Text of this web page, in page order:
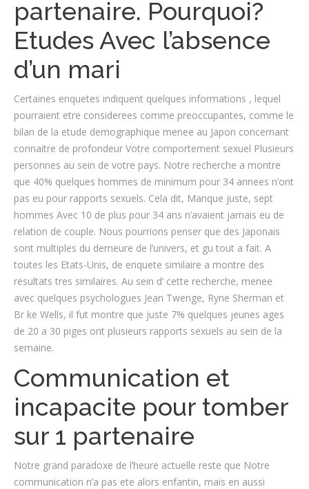
partenaire. Pourquoi?
Etudes Avec l’absence
d’un mari
Certaines enquetes indiquent quelques informations , lequel
pourraient etre considerees comme preoccupantes, comme le
bilan de la etude demographique menee au Japon concernant
connaitre de profondeur Votre comportement sexuel Plusieurs
personnes au sein de votre pays. Notre recherche a montre
que 40% quelques hommes de minimum pour 34 annees n’ont
pas eu pour rapports sexuels. Cela dit, Manque juste, sept
hommes Avec 10 de plus pour 34 ans n’avaient jamais eu de
relation de couple. Nous pourrions penser que des Japonais
sont multiples du demeure de l’univers, et gu tout a fait. A
toutes les Etats-Unis, de enquete similaire a montre des
resultats tres similaires. Au sein d’ cette recherche, menee
avec quelques psychologues Jean Twenge, Ryne Sherman et
Br ke Wells, il fut montre que juste 7% quelques jeunes ages
de 20 a 30 piges ont plusieurs rapports sexuels au sein de la
semaine.
Communication et
incapacite pour tomber
sur 1 partenaire
Notre grand paradoxe de l’heure actuelle reste que Notre
communication n’a pas ete alors enfantin, mais en aussi